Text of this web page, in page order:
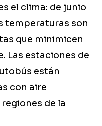
el clima: de junio
temperaturas son
que minimicen
Las estaciones de
están
con aire
de la